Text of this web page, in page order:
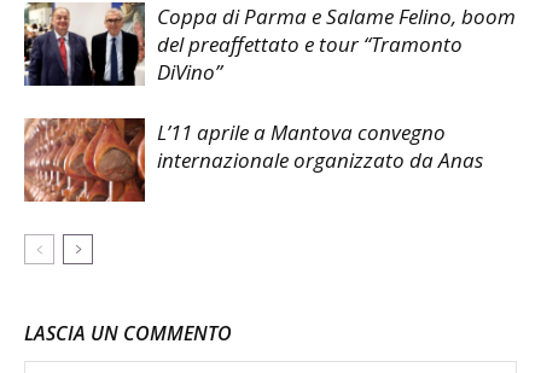
Coppa di Parma e Salame Felino, boom
del preaffettato e tour “Tramonto
DiVino”
L’11 aprile a Mantova convegno
internazionale organizzato da Anas
LASCIA UN COMMENTO